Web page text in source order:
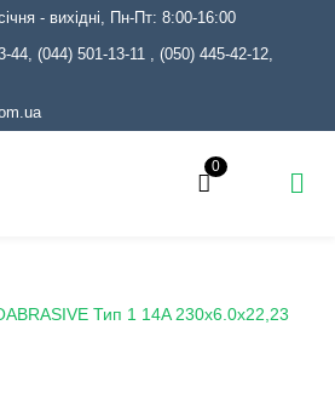
- вихідні, Пн-Пт: 8:00-16:00
44, (044) 501-13-11 , (050) 445-42-12,
0
Тип 1 14A 230x6.0x22,23